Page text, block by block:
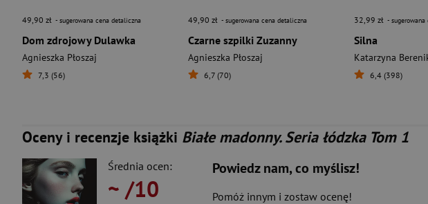
49,90 zł - sugerowana cena detaliczna
Dom zdrojowy Dulawka
Agnieszka Płoszaj
7,3 (56)
49,90 zł - sugerowana cena detaliczna
Czarne szpilki Zuzanny
Agnieszka Płoszaj
6,7 (70)
32,99 zł -
Silna
Katarzyna
6,4 (398)
Oceny i recenzje książki Białe madonny. Seria łódzka Tom 1
Średnia ocen:
~ /10
Powiedz nam, co myślisz!
Pomóż innym i zostaw ocenę!